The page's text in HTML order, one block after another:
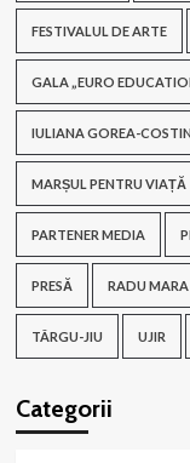
FESTIVALUL DE ARTE
GALA „EURO
IULIANA GOREA-COSTIN
MARȘUL PENTRU VIAȚĂ
PARTENER MEDIA
PRESĂ RADU
TÂRGU-JIU UJIR
Categorii